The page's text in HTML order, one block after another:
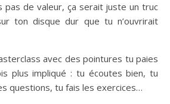
pas de valeur, ça serait juste un truc
ton disque dur que tu n’ouvrirait
avec des pointures tu paies
plus impliqué : tu écoutes bien, tu
questions, tu fais les exercices…